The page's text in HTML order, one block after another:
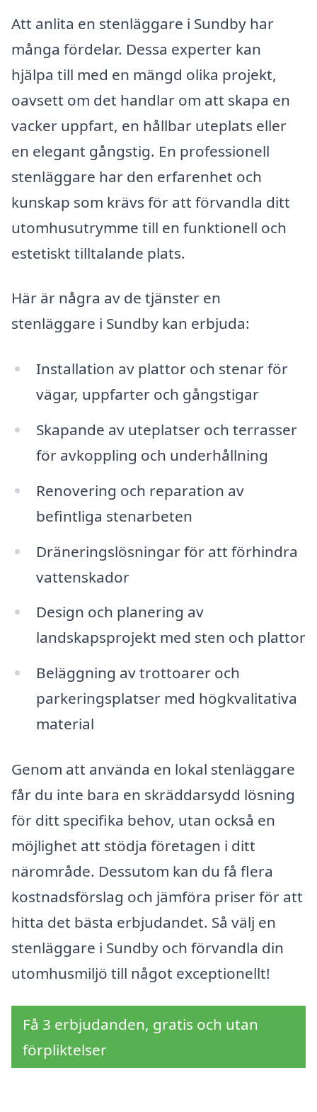
Att anlita en stenläggare i Sundby har
många fördelar. Dessa experter kan
hjälpa till med en mängd olika projekt,
oavsett om det handlar om att skapa en
vacker uppfart, en hållbar uteplats eller
en elegant gångstig. En professionell
stenläggare har den erfarenhet och
kunskap som krävs för att förvandla ditt
utomhusutrymme till en funktionell och
estetiskt tilltalande plats.
Här är några av de tjänster en
stenläggare i Sundby kan erbjuda:
Installation av plattor och stenar för
vägar, uppfarter och gångstigar
Skapande av uteplatser och terrasser
för avkoppling och underhållning
Renovering och reparation av
befintliga stenarbeten
Dräneringslösningar för att förhindra
vattenskador
Design och planering av
landskapsprojekt med sten och plattor
Beläggning av trottoarer och
parkeringsplatser med högkvalitativa
material
Genom att använda en lokal stenläggare
får du inte bara en skräddarsydd lösning
för ditt specifika behov, utan också en
möjlighet att stödja företagen i ditt
närområde. Dessutom kan du få flera
kostnadsförslag och jämföra priser för att
hitta det bästa erbjudandet. Så välj en
stenläggare i Sundby och förvandla din
utomhusmiljö till något exceptionellt!
Få 3 erbjudanden, gratis och utan
förpliktelser